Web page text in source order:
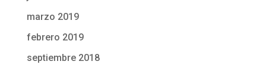
marzo 2019
febrero 2019
septiembre 2018